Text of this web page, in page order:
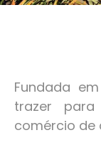
Fundada
trazer
comércio de